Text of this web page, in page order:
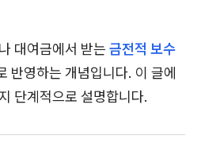
대여금에서 받는 금전적 보수
반영하는 개념입니다. 이 글에
단계적으로 설명합니다.